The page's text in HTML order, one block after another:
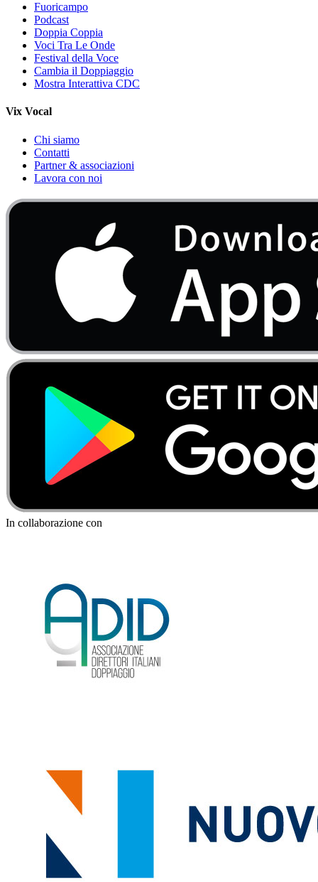
Fuoricampo
Podcast
Doppia Coppia
Voci Tra Le Onde
Festival della Voce
Cambia il Doppiaggio
Mostra Interattiva CDC
Vix Vocal
Chi siamo
Contatti
Partner & associazioni
Lavora con noi
In collaborazione con